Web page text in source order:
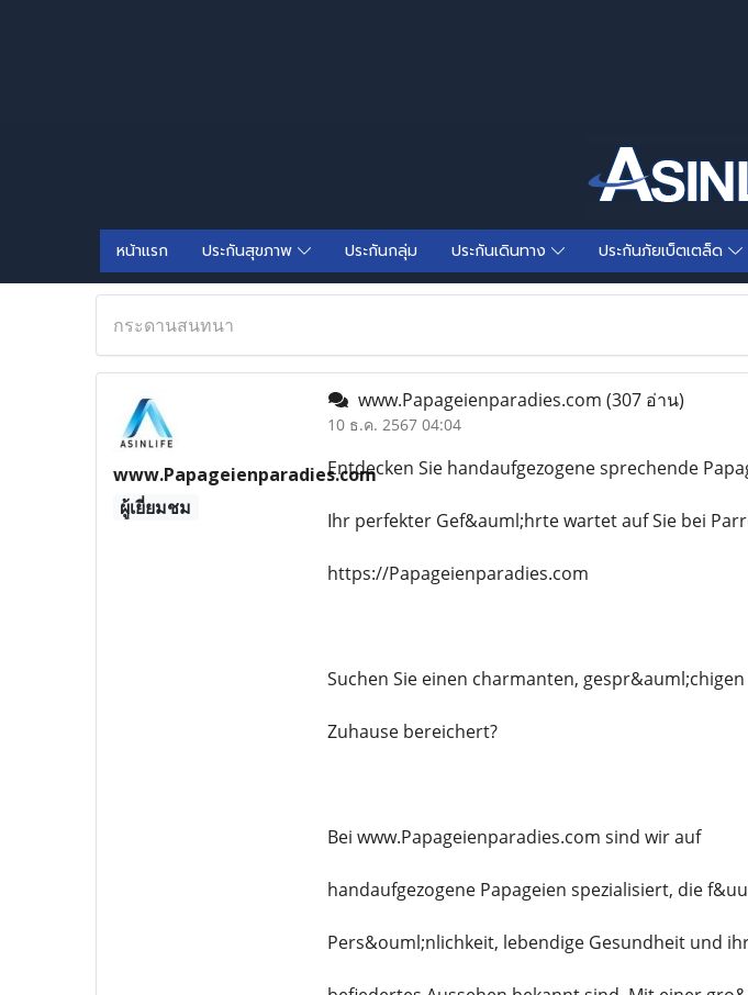
หน้าแรก ประกันสุขภาพ ประกันกลุ่ม ประกันเดินทาง ประกันภัยเบ็ตเตล็ด
กระดานสนทนา
www.Papageienparadies.com
ผู้เยี่ยมชม
www.Papageienparadies.com (307 อ่าน)
10 ธ.ค. 2567 04:04
Entdecken Sie handaufgezogene sprechende
Ihr perfekter Gef&auml;hrte wartet auf Sie bei
https://Papageienparadies.com
Suchen Sie einen charmanten,
Zuhause bereichert?
Bei www.Papageienparadies.com sind wir auf
handaufgezogene Papageien spezialisiert, die
Pers&ouml;nlichkeit, lebendige Gesundheit und